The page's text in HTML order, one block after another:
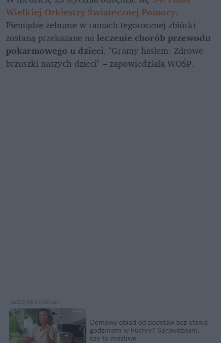
Wielkiej Orkiestry Świątecznej Pomocy.
Pieniądze zebrane w ramach tegorocznej zbiórki
zostaną przekazane na leczenie chorób przewodu
pokarmowego u dzieci. "Gramy hasłem: Zdrowe
brzuszki naszych dzieci" – zapowiedziała WOŚP.
Domowy obiad od podstaw bez stania
godzinami w kuchni? Sprawdziłam,
czy to możliwe